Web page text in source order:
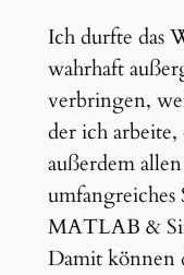
Ich durfte das
wahrhaft
verbringen,
der ich arbeite,
außerdem
MATLAB &
Damit können